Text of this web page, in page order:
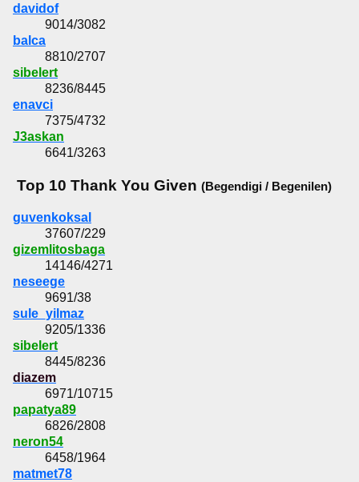
davidof
9014/3082
balca
8810/2707
sibelert
8236/8445
enavci
7375/4732
J3askan
6641/3263
Top 10 Thank You Given (Begendigi / Begenilen)
guvenkoksal
37607/229
gizemlitosbaga
14146/4271
neseege
9691/38
sule_yilmaz
9205/1336
sibelert
8445/8236
diazem
6971/10715
papatya89
6826/2808
neron54
6458/1964
matmet78